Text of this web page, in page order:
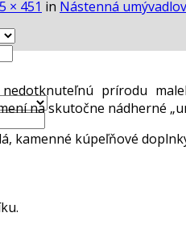
× 451 in Nástenná
prírodu
na skutočne nádherné
kamenné kúpeľňové